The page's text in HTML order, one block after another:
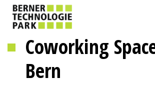
Coworking
Bern